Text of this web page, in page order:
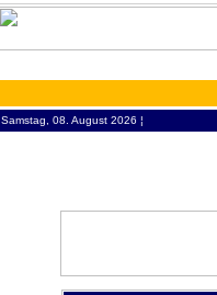
Samstag, 08. August 2026 ¦